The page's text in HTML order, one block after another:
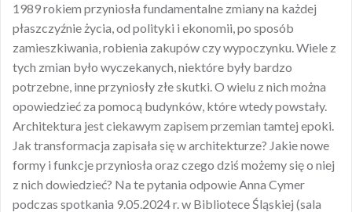
1989 rokiem przyniosła fundamentalne zmiany na każdej
płaszczyźnie życia, od polityki i ekonomii, po sposób
zamieszkiwania, robienia zakupów czy wypoczynku. Wiele z
tych zmian było wyczekanych, niektóre były bardzo
potrzebne, inne przyniosły złe skutki. O wielu z nich można
opowiedzieć za pomocą budynków, które wtedy powstały.
Architektura jest ciekawym zapisem przemian tamtej epoki.
Jak transformacja zapisała się w architekturze? Jakie nowe
formy i funkcje przyniosła oraz czego dziś możemy się o niej
z nich dowiedzieć? Na te pytania odpowie Anna Cymer
podczas spotkania 9.05.2024 r. w Bibliotece Śląskiej (sala